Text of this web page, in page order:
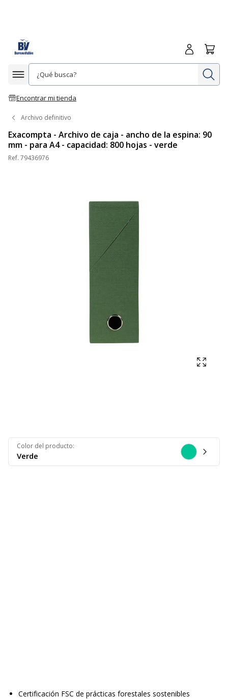
Afficher la navigation
Encontrar mi tienda
Iniciar
Archivo definitivo
Exacompta - Archivo de caja - ancho de la espina: 90
mm - para A4 - capacidad: 800 hojas - verde
Ref. 79436976
Color del producto:
Verde
Certificación FSC de prácticas forestales sostenibles